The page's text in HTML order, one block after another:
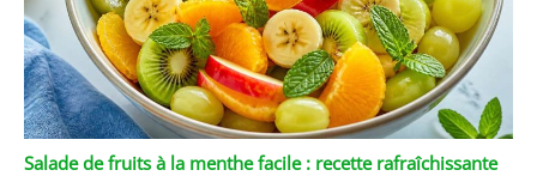
Salade de fruits à la menthe facile : recette rafraîchissante